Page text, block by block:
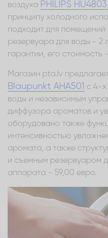
воздуха PHILIPS
принципу холодного
подходит для
резервуара для воды - 2
гарантии, его стоимость
Магазин рta.lv
Blaupunkt AHA501 с 4-х
воды и независимым
диффузора ароматов и
оборудовано также
интенсивностью
аромата, а также
и съемным резервуаром
аппарата - 59,00 евро.